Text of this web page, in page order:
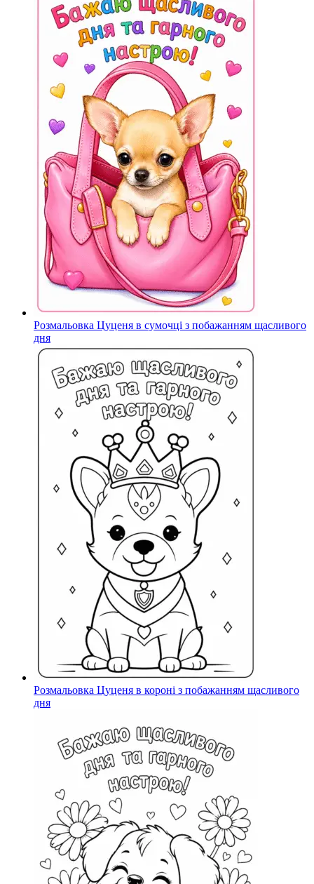
Розмальовка Цуценя в сумочці з побажанням щасливого
дня
Розмальовка Цуценя в короні з побажанням щасливого
дня